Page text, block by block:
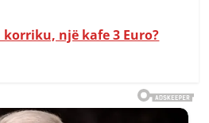
korriku, një kafe 3 Euro?